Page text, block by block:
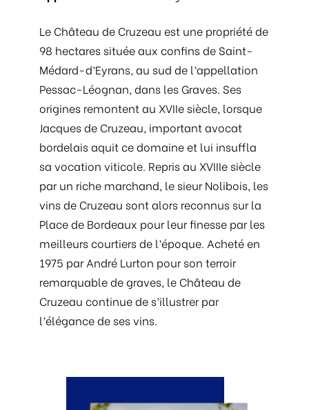
Le Château de Cruzeau est une propriété de
98 hectares située aux confins de Saint-
Médard-d’Eyrans, au sud de l’appellation
Pessac-Léognan, dans les Graves. Ses
origines remontent au XVIIe siècle, lorsque
Jacques de Cruzeau, important avocat
bordelais aquit ce domaine et lui insuffla
sa vocation viticole. Repris au XVIIIe siècle
par un riche marchand, le sieur Nolibois, les
vins de Cruzeau sont alors reconnus sur la
Place de Bordeaux pour leur finesse par les
meilleurs courtiers de l’époque. Acheté en
1975 par André Lurton pour son terroir
remarquable de graves, le Château de
Cruzeau continue de s’illustrer par
l’élégance de ses vins.